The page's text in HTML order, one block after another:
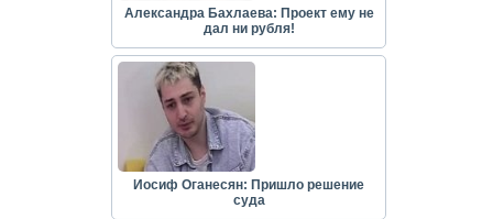
Александра Бахлаева: Проект ему не
дал ни рубля!
Иосиф Оганесян: Пришло решение
суда